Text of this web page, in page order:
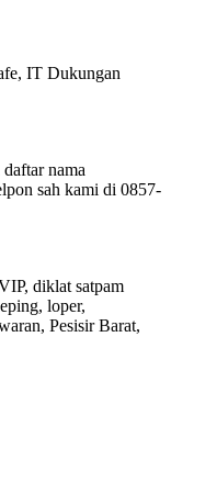
IT Dukungan
daftar nama
sah kami di 0857-
diklat satpam
loper,
Pesisir Barat,